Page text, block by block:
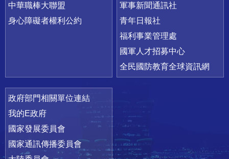
中華職棒大聯盟
身心障礙者權利公約
軍事新聞通訊社
青年日報社
福利事業管理處
國軍人才招募中心
全民國防教育全球資訊網
政府部門相關單位連結
我的E政府
國家發展委員會
國家通訊傳播委員會